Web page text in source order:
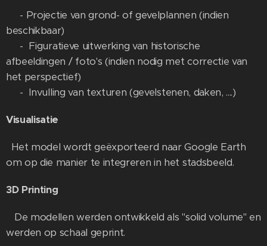
- Projectie van grond- of gevelplannen (indien
beschikbaar)
- Figuratieve uitwerking van historische
afbeeldingen / foto's (indien nodig met correctie van
het perspectief)
- Invulling van texturen (gevelstenen, daken, ....)
Visualisatie
Het model wordt geëxporteerd naar Google Earth
om op die manier te integreren in het stadsbeeld.
3D Printing
De modellen werden ontwikkeld als "solid volume" en
werden op schaal geprint.